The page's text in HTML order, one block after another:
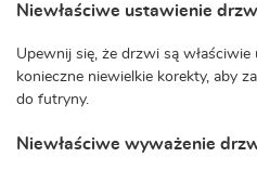
Niewłaściwe ustawienie
Upewnij się, że drzwi są
konieczne niewielkie korekty, aby
do futryny.
Niewłaściwe wyważenie